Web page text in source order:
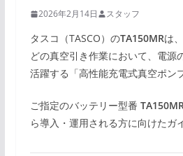
2026年2月14日 スタッフ
タスコ（TASCO）のTA150MRは
どの真空引き作業において、電源
活躍する「高性能充電式真空ポン
ご指定のバッテリー型番
ら導入・運用される方に向けたガ